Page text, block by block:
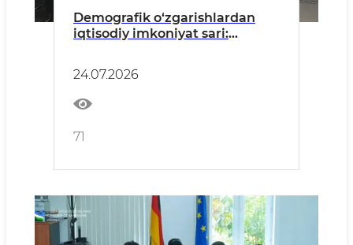
Demografik o‘zgarishlardan
iqtisodiy imkoniyat sari:
muhokama qilindi
24.07.2026
71